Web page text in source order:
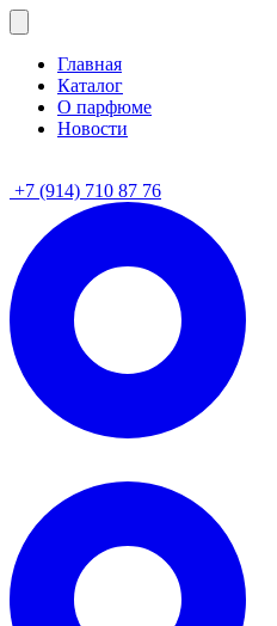
Главная
Каталог
О парфюме
Новости
+7 (914) 710 87 76